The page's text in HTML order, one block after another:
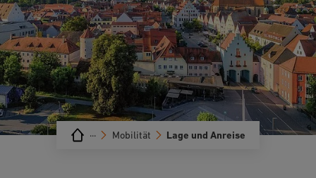
Lage und Anreise
Mobilität
···